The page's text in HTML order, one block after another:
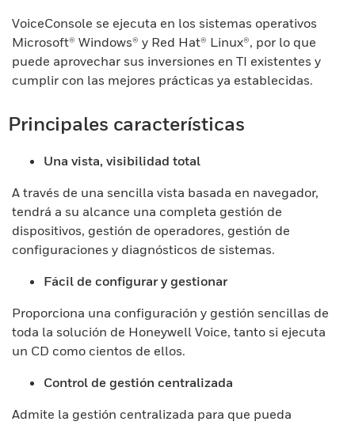
VoiceConsole se ejecuta en los sistemas operativos
Microsoft® Windows® y Red Hat® Linux®, por lo que
puede aprovechar sus inversiones en TI existentes y
cumplir con las mejores prácticas ya establecidas.
Principales características
Una vista, visibilidad total
A través de una sencilla vista basada en navegador,
tendrá a su alcance una completa gestión de
dispositivos, gestión de operadores, gestión de
configuraciones y diagnósticos de sistemas.
Fácil de configurar y gestionar
Proporciona una configuración y gestión sencillas de
toda la solución de Honeywell Voice, tanto si ejecuta
un CD como cientos de ellos.
Control de gestión centralizada
Admite la gestión centralizada para que pueda